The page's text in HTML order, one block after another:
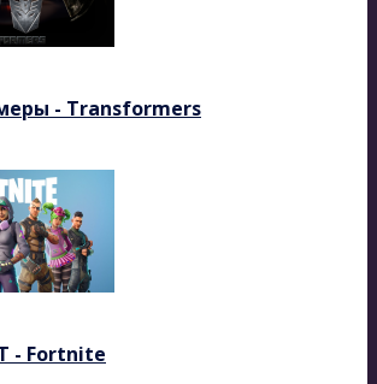
- Transformers
- Fortnite